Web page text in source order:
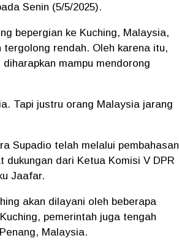
Senin (5/5/2025).
bepergian ke Kuching, Malaysia,
rendah. Oleh karena itu,
mampu mendorong
Tapi justru orang Malaysia jarang
Supadio telah melalui pembahasan
dukungan dari Ketua Komisi V DPR
Jaafar.
akan dilayani oleh beberapa
pemerintah juga tengah
Malaysia.